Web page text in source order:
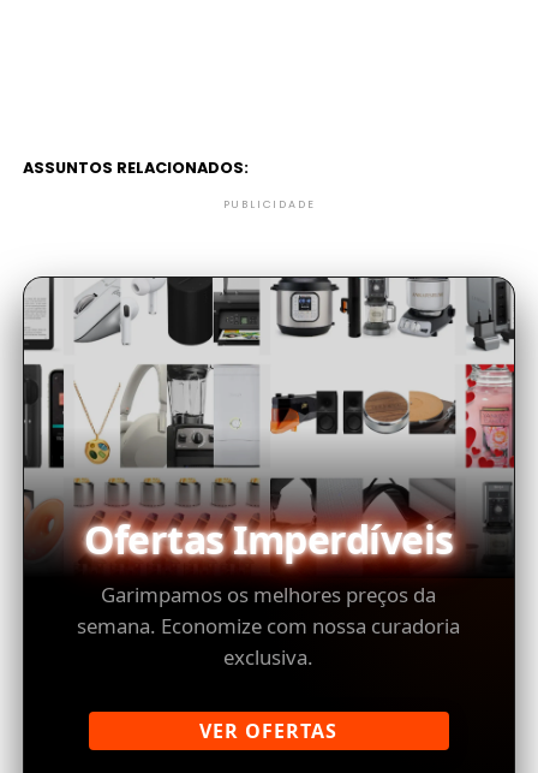
ASSUNTOS RELACIONADOS:
PUBLICIDADE
Ofertas Imperdíveis
Garimpamos os melhores preços da
semana. Economize com nossa curadoria
exclusiva.
VER OFERTAS